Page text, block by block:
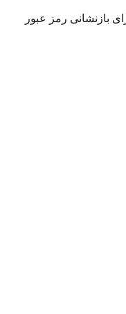
بازنشانی رمز عبور